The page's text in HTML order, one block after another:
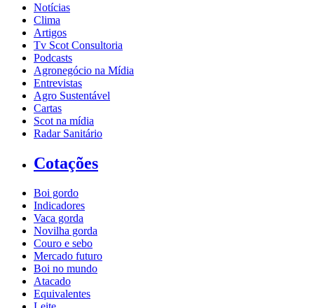
Notícias
Clima
Artigos
Tv Scot Consultoria
Podcasts
Agronegócio na Mídia
Entrevistas
Agro Sustentável
Cartas
Scot na mídia
Radar Sanitário
Cotações
Boi gordo
Indicadores
Vaca gorda
Novilha gorda
Couro e sebo
Mercado futuro
Boi no mundo
Atacado
Equivalentes